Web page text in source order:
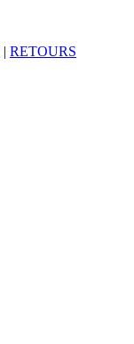
| RETOURS